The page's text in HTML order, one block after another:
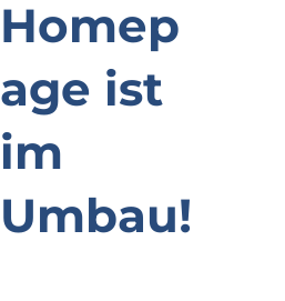
Homep
age ist
im
Umbau!